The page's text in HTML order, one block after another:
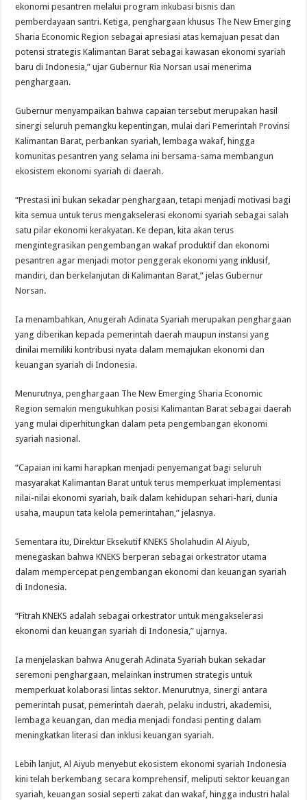
ekonomi pesantren melalui program inkubasi bisnis dan
pemberdayaan santri. Ketiga, penghargaan khusus The New Emerging
Sharia Economic Region sebagai apresiasi atas kemajuan pesat dan
potensi strategis Kalimantan Barat sebagai kawasan ekonomi syariah
baru di Indonesia,” ujar Gubernur Ria Norsan usai menerima
penghargaan.
Gubernur menyampaikan bahwa capaian tersebut merupakan hasil
sinergi seluruh pemangku kepentingan, mulai dari Pemerintah Provinsi
Kalimantan Barat, perbankan syariah, lembaga wakaf, hingga
komunitas pesantren yang selama ini bersama-sama membangun
ekosistem ekonomi syariah di daerah.
“Prestasi ini bukan sekadar penghargaan, tetapi menjadi motivasi bagi
kita semua untuk terus mengakselerasi ekonomi syariah sebagai salah
satu pilar ekonomi kerakyatan. Ke depan, kita akan terus
mengintegrasikan pengembangan wakaf produktif dan ekonomi
pesantren agar menjadi motor penggerak ekonomi yang inklusif,
mandiri, dan berkelanjutan di Kalimantan Barat,” jelas Gubernur
Norsan.
Ia menambahkan, Anugerah Adinata Syariah merupakan penghargaan
yang diberikan kepada pemerintah daerah maupun instansi yang
dinilai memiliki kontribusi nyata dalam memajukan ekonomi dan
keuangan syariah di Indonesia.
Menurutnya, penghargaan The New Emerging Sharia Economic
Region semakin mengukuhkan posisi Kalimantan Barat sebagai daerah
yang mulai diperhitungkan dalam peta pengembangan ekonomi
syariah nasional.
“Capaian ini kami harapkan menjadi penyemangat bagi seluruh
masyarakat Kalimantan Barat untuk terus memperkuat implementasi
nilai-nilai ekonomi syariah, baik dalam kehidupan sehari-hari, dunia
usaha, maupun tata kelola pemerintahan,” jelasnya.
Sementara itu, Direktur Eksekutif KNEKS Sholahudin Al Aiyub,
menegaskan bahwa KNEKS berperan sebagai orkestrator utama
dalam mempercepat pengembangan ekonomi dan keuangan syariah
di Indonesia.
“Fitrah KNEKS adalah sebagai orkestrator untuk mengakselerasi
ekonomi dan keuangan syariah di Indonesia,” ujarnya.
Ia menjelaskan bahwa Anugerah Adinata Syariah bukan sekadar
seremoni penghargaan, melainkan instrumen strategis untuk
memperkuat kolaborasi lintas sektor. Menurutnya, sinergi antara
pemerintah pusat, pemerintah daerah, pelaku industri, akademisi,
lembaga keuangan, dan media menjadi fondasi penting dalam
meningkatkan literasi dan inklusi keuangan syariah.
Lebih lanjut, Al Aiyub menyebut ekosistem ekonomi syariah Indonesia
kini telah berkembang secara komprehensif, meliputi sektor keuangan
syariah, keuangan sosial seperti zakat dan wakaf, hingga industri halal